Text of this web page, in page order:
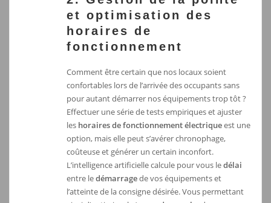
et optimisation des
horaires de
fonctionnement
Comment être certain que nos locaux soient
confortables lors de l’arrivée des occupants sans
pour autant démarrer nos équipements trop tôt ?
Effectuer une série de tests empiriques et ajuster
les horaires de fonctionnement électriqueest une
option, mais elle peut s’avérer chronophage,
coûteuse et générer un certain inconfort.
L’intelligence artificielle calcule pour vous ledélai
entre ledémarragede vos équipements et
l’atteinte de la consigne désirée. Vous permettant